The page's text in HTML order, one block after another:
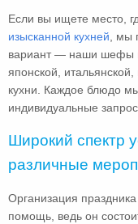
Если вы ищете место,
изысканной кухней, мы
вариант — наши шефы
японской,
кухни. Каждое блюдо
индивидуальные
Широкий спектр
различные
Организация
помощь, ведь он